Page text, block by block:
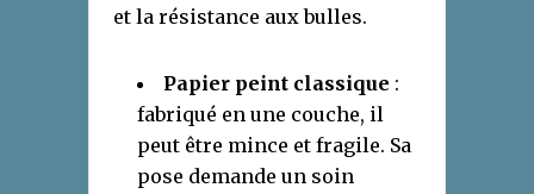
et la résistance aux bulles.
Papier peint classique :
fabriqué en une couche, il
peut être mince et fragile. Sa
pose demande un soin